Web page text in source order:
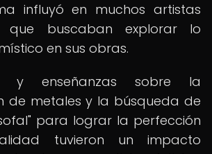
influyó en muchos artistas
que buscaban explorar lo
en sus obras.
y enseñanzas sobre la
de metales y la búsqueda de
para lograr la perfección
tuvieron un impacto